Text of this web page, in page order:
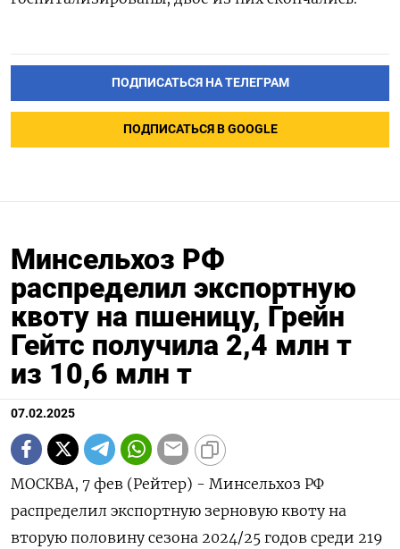
ПОДПИСАТЬСЯ НА ТЕЛЕГРАМ
ПОДПИСАТЬСЯ В GOOGLE
Минсельхоз РФ
распределил экспортную
квоту на пшеницу, Грейн
Гейтс получила 2,4 млн т
из 10,6 млн т
07.02.2025
МОСКВА, 7 фев (Рейтер) - Минсельхоз РФ
распределил экспортную зерновую квоту на
вторую половину сезона 2024/25 годов среди 219